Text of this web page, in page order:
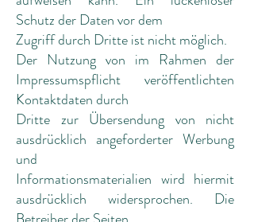
Schutz der Daten vor dem
Zugriff durch Dritte ist nicht möglich.
Der Nutzung von im Rahmen der
Impressumspflicht veröffentlichten
Kontaktdaten durch
Dritte zur Übersendung von nicht
ausdrücklich angeforderter Werbung
und
Informationsmaterialien wird hiermit
ausdrücklich widersprochen. Die